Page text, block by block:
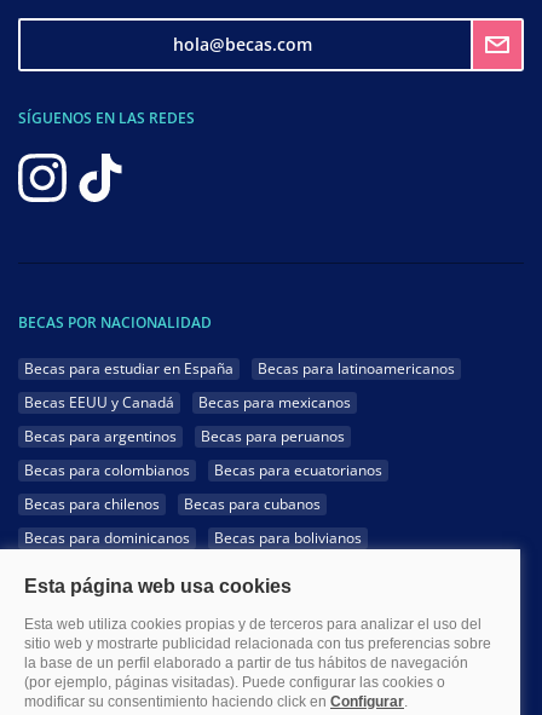
hola@becas.com
SÍGUENOS EN LAS REDES
BECAS POR NACIONALIDAD
Becas para estudiar en España
Becas para latinoamericanos
Becas EEUU y Canadá
Becas para mexicanos
Becas para argentinos
Becas para peruanos
Becas para colombianos
Becas para ecuatorianos
Becas para chilenos
Becas para cubanos
Becas para dominicanos
Becas para bolivianos
Becas para hondureños
Becas para paraguayos
Becas para uruguayos
Becas para salvadoreños